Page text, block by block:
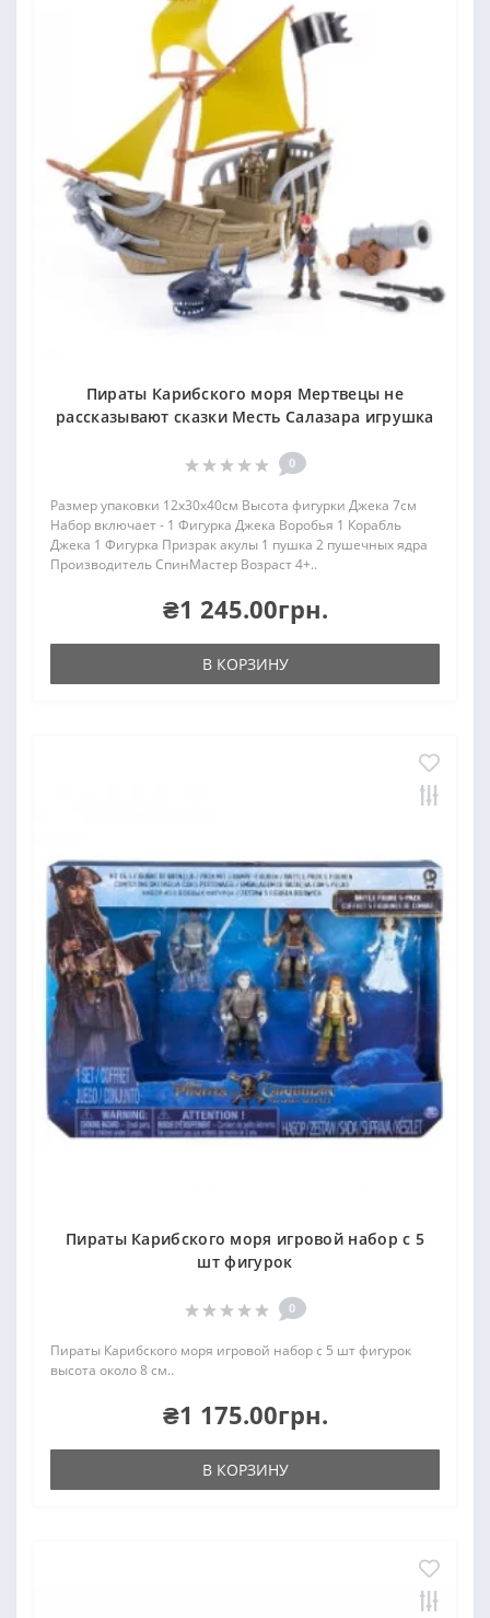
Пираты Карибского моря Мертвецы не
рассказывают сказки Месть Салазара игрушка
0
Размер упаковки 12х30х40см Высота фигурки Джека 7см
Набор включает - 1 Фигурка Джека Воробья 1 Корабль
Джека 1 Фигурка Призрак акулы 1 пушка 2 пушечных ядра
Производитель СпинМастер Возраст 4+..
₴1 245.00грн.
В КОРЗИНУ
Пираты Карибского моря игровой набор с 5
шт фигурок
0
Пираты Карибского моря игровой набор с 5 шт фигурок
высота около 8 см..
₴1 175.00грн.
В КОРЗИНУ